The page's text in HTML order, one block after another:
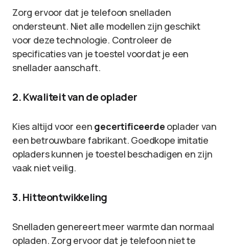
Zorg ervoor dat je telefoon snelladen
ondersteunt. Niet alle modellen zijn geschikt
voor deze technologie. Controleer de
specificaties van je toestel voordat je een
snellader aanschaft.
2. Kwaliteit van de oplader
Kies altijd voor een gecertificeerde oplader van
een betrouwbare fabrikant. Goedkope imitatie
opladers kunnen je toestel beschadigen en zijn
vaak niet veilig.
3. Hitteontwikkeling
Snelladen genereert meer warmte dan normaal
opladen. Zorg ervoor dat je telefoon niet te